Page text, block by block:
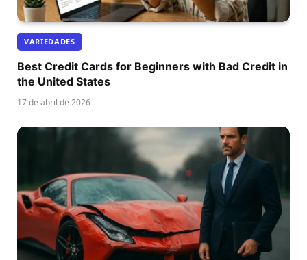
VARIEDADES
Best Credit Cards for Beginners with Bad Credit in
the United States
17 de abril de 2026